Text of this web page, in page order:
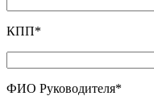
КПП*
ФИО Руководителя*